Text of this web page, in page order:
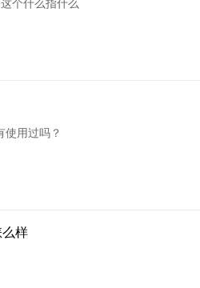
用过吗？
样